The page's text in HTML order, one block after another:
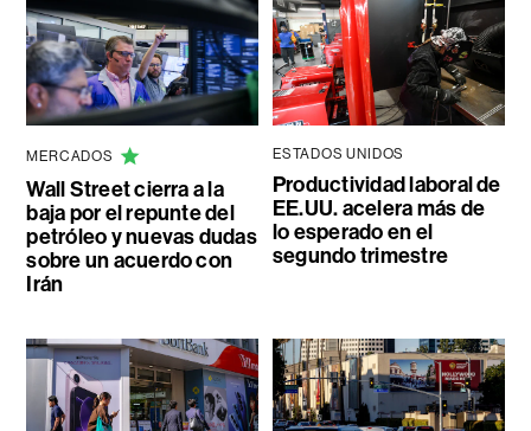
MERCADOS
Wall Street cierra a la
baja por el repunte del
petróleo y nuevas dudas
sobre un acuerdo con
Irán
ESTADOS UNIDOS
Productividad laboral de
EE.UU. acelera más de
lo esperado en el
segundo trimestre